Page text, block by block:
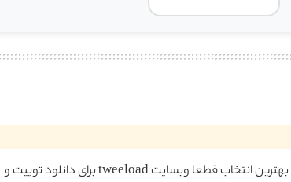
بهترین انتخاب قطعا وبسایت tweeload برای دانلود توییت و